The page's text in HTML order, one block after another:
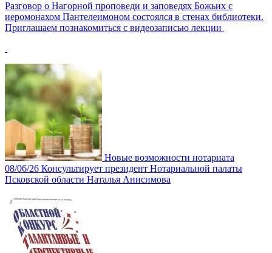
Разговор о Нагорной проповеди и заповедях Божьих с
иеромонахом Пантелеимоном состоялся в стенах библиотеки.
Приглашаем познакомиться с видеозаписью лекции
Новые возможности нотариата
08/06/26 Консультирует президент Нотариальной палаты
Псковской области Наталья Анисимова